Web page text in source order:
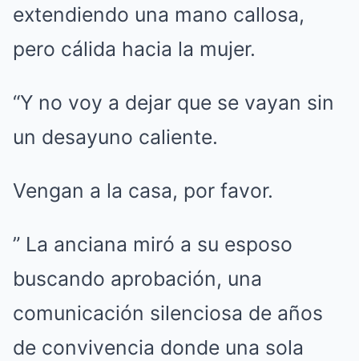
extendiendo una mano callosa,
pero cálida hacia la mujer.
“Y no voy a dejar que se vayan sin
un desayuno caliente.
Vengan a la casa, por favor.
” La anciana miró a su esposo
buscando aprobación, una
comunicación silenciosa de años
de convivencia donde una sola